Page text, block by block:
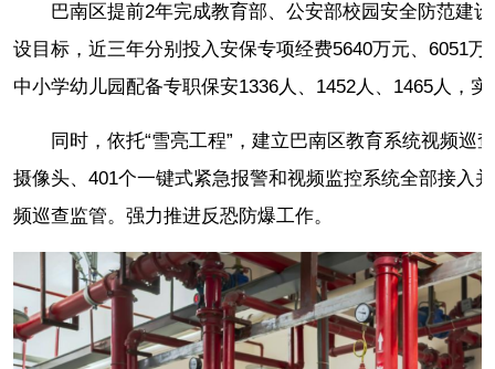
巴南区提前2年完成教育部、公安部校园安全防范建
设目标，近三年分别投入安保专项经费5640万元、6051
中小学幼儿园配备专职保安1336人、1452人、1465人，
同时，依托“雪亮工程”，建立巴南区教育系统视频巡
摄像头、401个一键式紧急报警和视频监控系统全部接入
频巡查监管。强力推进反恐防爆工作。